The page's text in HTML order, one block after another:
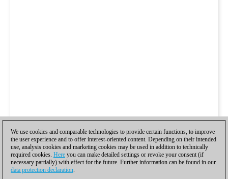
We use cookies and comparable technologies to provide certain functions, to improve
the user experience and to offer interest-oriented content. Depending on their intended
use, analysis cookies and marketing cookies may be used in addition to technically
required cookies. Here you can make detailed settings or revoke your consent (if
necessary partially) with effect for the future. Further information can be found in our
data protection declaration.